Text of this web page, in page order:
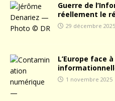
Guerre de
réellement le
29 décembre 2025
L’Europe face
1 novembre 2025